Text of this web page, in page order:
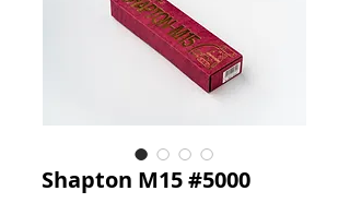
Shapton M15 #5000